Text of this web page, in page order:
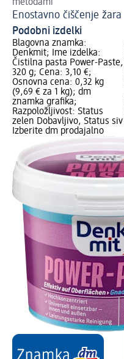
metodami
Enostavno čiščenje žara
Podobni izdelki
Blagovna znamka:
Denkmit; Ime izdelka:
Čistilna pasta Power-Paste,
320 g; Cena: 3,10 €;
Osnovna cena: 0,32 kg
(9,69 € za 1 kg); dm
znamka grafika;
Razpoložljivost: Status
zelen Dobavljivo, Status siv
Izberite dm prodajalno